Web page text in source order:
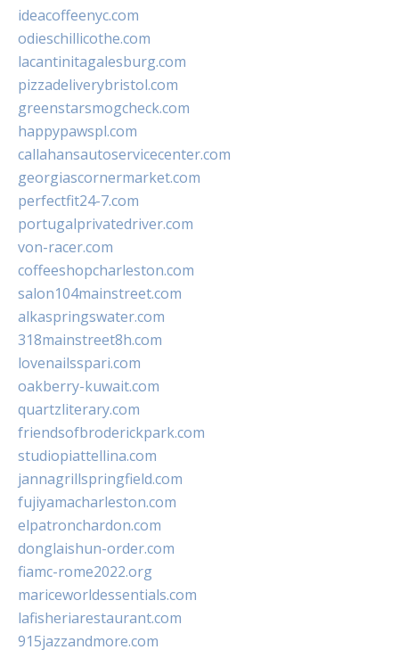
ideacoffeenyc.com
odieschillicothe.com
lacantinitagalesburg.com
pizzadeliverybristol.com
greenstarsmogcheck.com
happypawspl.com
callahansautoservicecenter.com
georgiascornermarket.com
perfectfit24-7.com
portugalprivatedriver.com
von-racer.com
coffeeshopcharleston.com
salon104mainstreet.com
alkaspringswater.com
318mainstreet8h.com
lovenailsspari.com
oakberry-kuwait.com
quartzliterary.com
friendsofbroderickpark.com
studiopiattellina.com
jannagrillspringfield.com
fujiyamacharleston.com
elpatronchardon.com
donglaishun-order.com
fiamc-rome2022.org
mariceworldessentials.com
lafisheriarestaurant.com
915jazzandmore.com